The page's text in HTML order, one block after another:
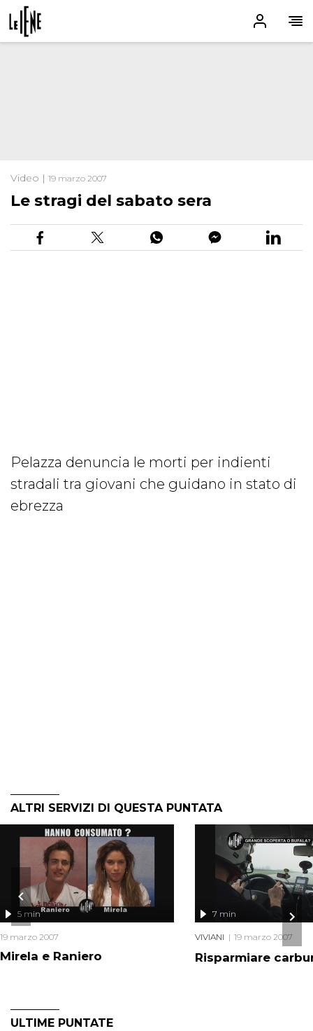
Video | 19 marzo 2007
Le stragi del sabato sera
Pelazza denuncia le morti per indienti
stradali tra giovani che guidano in stato di
ebrezza
ALTRI SERVIZI DI QUESTA PUNTATA
Mirela e Raniero
5 min
19 marzo 2007
Risparmiare
7 min
VIVIANI 19 marzo 2007
ULTIME PUNTATE